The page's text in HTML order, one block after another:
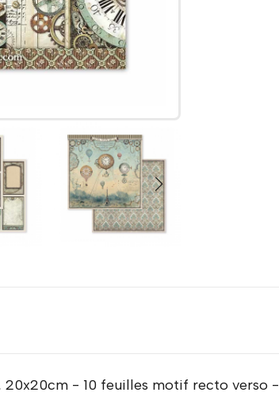
20x20cm - 10 feuilles motif recto verso